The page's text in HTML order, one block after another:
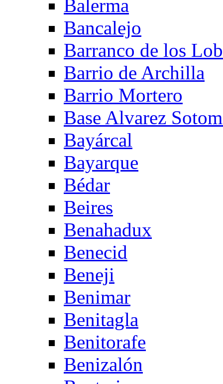
Balerma
Bancalejo
Barranco de los
Barrio de Archilla
Barrio Mortero
Base Alvarez
Bayárcal
Bayarque
Bédar
Beires
Benahadux
Benecid
Beneji
Benimar
Benitagla
Benitorafe
Benizalón